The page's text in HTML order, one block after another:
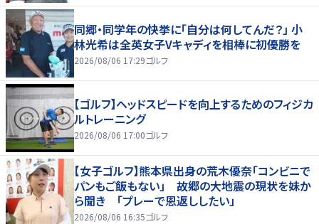
同郷・同学年の快挙に「自分は何してんだ？」 小
林光希は全英女子Vキャディを相棒に初優勝を
2026/08/06 17:29ゴルフ
【ゴルフ】ヘッドスピードを向上するためのフィジカ
ルトレーニング
2026/08/06 17:00ゴルフ
【女子ゴルフ】熊本県出身の荒木優奈「コンビニで
パンもご飯もない」 故郷の大地震の現状を妹か
ら聞き 「プレーで恩返ししたい」
2026/08/06 16:35ゴルフ